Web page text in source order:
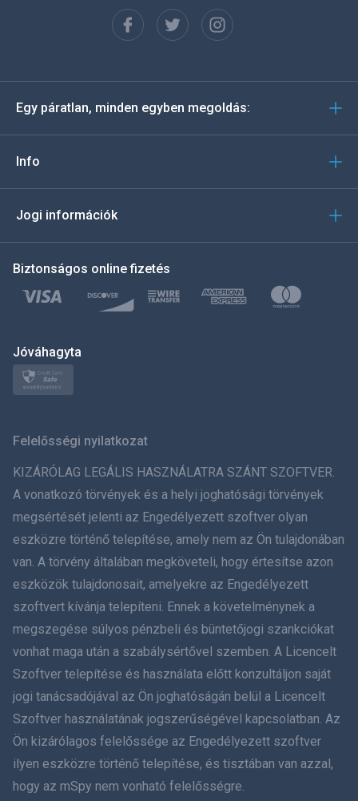
Español
Deutsch
Türkçe
Polski
ภาษาไทย
简体中文
Dansk
हिंदी
עברית
Română
Ελληνικά
Egy páratlan, minden egyben megoldás:
Info
Jogi információk
Biztonságos online fizetés
Jóváhagyta
Felelősségi nyilatkozat
KIZÁRÓLAG LEGÁLIS HASZNÁLATRA SZÁNT SZOFTVER.
A vonatkozó törvények és a helyi joghatósági törvények
megsértését jelenti az Engedélyezett szoftver olyan
eszközre történő telepítése, amely nem az Ön tulajdonában
van. A törvény általában megköveteli, hogy értesítse azon
eszközök tulajdonosait, amelyekre az Engedélyezett
szoftvert kívánja telepíteni. Ennek a követelménynek a
megszegése súlyos pénzbeli és büntetőjogi szankciókat
vonhat maga után a szabálysértővel szemben. A Licencelt
Szoftver telepítése és használata előtt konzultáljon saját
jogi tanácsadójával az Ön joghatóságán belül a Licencelt
Szoftver használatának jogszerűségével kapcsolatban. Az
Ön kizárólagos felelőssége az Engedélyezett szoftver
ilyen eszközre történő telepítése, és tisztában van azzal,
hogy az mSpy nem vonható felelősségre.